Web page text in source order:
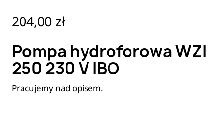
Cena
204,00 zł
Pompa hydroforowa WZI
250 230 V IBO
Pracujemy nad opisem.